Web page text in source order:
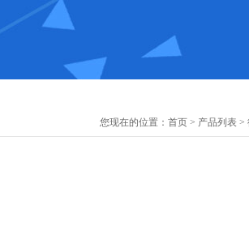
您现在的位置： 首页 > 产品列表 >